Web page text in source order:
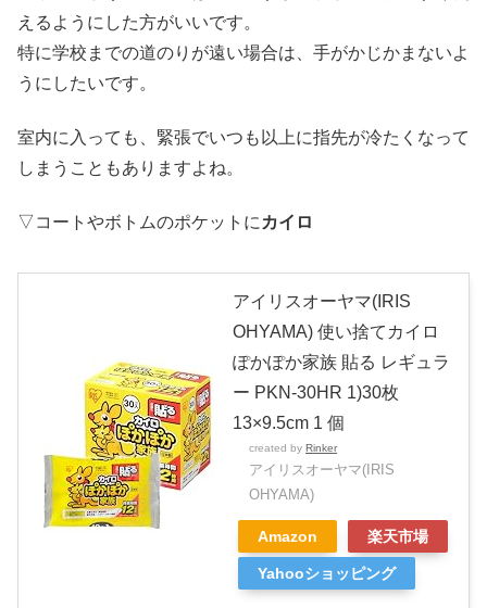
えるようにした方がいいです。
特に学校までの道のりが遠い場合は、手がかじかまないよ
うにしたいです。
室内に入っても、緊張でいつも以上に指先が冷たくなって
しまうこともありますよね。
▽コートやボトムのポケットに カイロ
アイリスオーヤマ(IRIS
OHYAMA) 使い捨てカイロ
ぽかぽか家族 貼る レギュラ
ー PKN-30HR 1)30枚
13×9.5cm 1 個
created by Rinker
アイリスオーヤマ(IRIS
OHYAMA)
Amazon 楽天市場
Yahooショッピング